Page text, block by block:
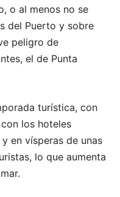
o al menos no se
del Puerto y sobre
peligro de
el de Punta
turística, con
los hoteles
en vísperas de unas
lo que aumenta